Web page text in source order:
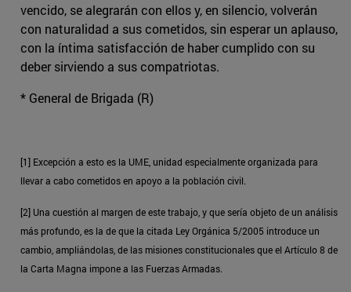
vencido, se alegrarán con ellos y, en silencio, volverán
con naturalidad a sus cometidos, sin esperar un aplauso,
con la íntima satisfacción de haber cumplido con su
deber sirviendo a sus compatriotas.
* General de Brigada (R)
[1] Excepción a esto es la UME, unidad especialmente organizada para
llevar a cabo cometidos en apoyo a la población civil.
[2] Una cuestión al margen de este trabajo, y que sería objeto de un análisis
más profundo, es la de que la citada Ley Orgánica 5/2005 introduce un
cambio, ampliándolas, de las misiones constitucionales que el Artículo 8 de
la Carta Magna impone a las Fuerzas Armadas.